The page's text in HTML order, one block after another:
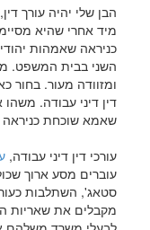
הבן שלי יהיה עורך
מיד אחרי שהיא
כניראה שאמהות
השני בבית המשפט.
ומזוודה מעור. בחור
דין דיני עבודה.
שאמא שוכחת כניראה
עורכי דין דיני עבודה,
עוברים מסע ארוך
סטאג', השתלבות
מקבלים את שאריות